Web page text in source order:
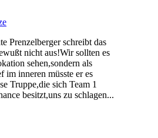
Prenzelberger schreibt das
nicht aus!Wir sollten es
sehen,sondern als
im inneren müsste er es
Truppe,die sich Team 1
besitzt,uns zu schlagen...